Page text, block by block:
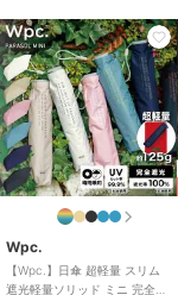
カラー
サイズ
素材
原産国
Wpc.
【Wpc.】日傘 超軽量 スリム
遮光軽量ソリッド ミニ 完全遮